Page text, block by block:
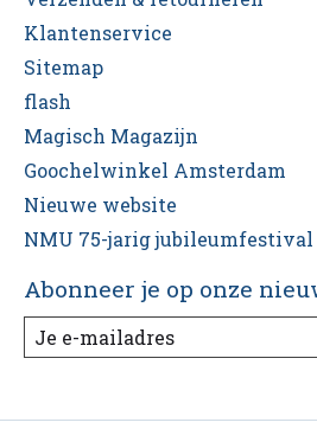
Klantenservice
Sitemap
flash
Magisch Magazijn
Goochelwinkel Amsterdam
Nieuwe website
NMU 75-jarig jubileumfestival
Abonneer je op onze